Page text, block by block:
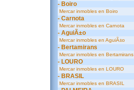
- Boiro
Mercar inmobles en Boiro
- Carnota
Mercar inmobles en Carnota
- AguiÃ±o
Mercar inmobles en AguiÃ±o
- Bertamirans
Mercar inmobles en Bertamirans
- LOURO
Mercar inmobles en LOURO
- BRASIL
Mercar inmobles en BRASIL